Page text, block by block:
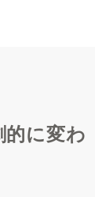
的に変わ